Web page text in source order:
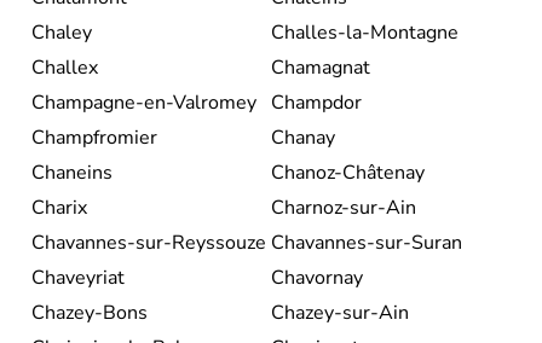
Chaley
Challes-la-Montagne
Challex
Chamagnat
Champagne-en-Valromey Champdor
Champfromier
Chanay
Chaneins
Chanoz-Châtenay
Charix
Charnoz-sur-Ain
Chavannes-sur-Reyssouze Chavannes-sur-Suran
Chaveyriat
Chavornay
Chazey-Bons
Chazey-sur-Ain